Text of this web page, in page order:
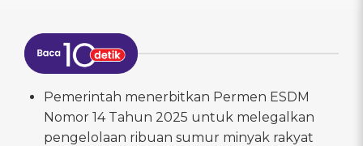
Pemerintah menerbitkan Permen ESDM
Nomor 14 Tahun 2025 untuk melegalkan
pengelolaan ribuan sumur minyak rakyat